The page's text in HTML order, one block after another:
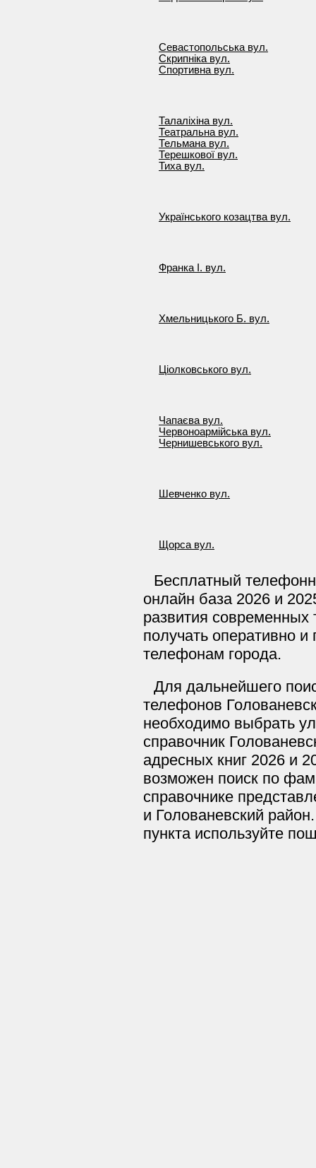
Севастопольська вул.
Скрипніка вул.
Спортивна вул.
Талаліхіна вул.
Театральна вул.
Тельмана вул.
Терешкової вул.
Тиха вул.
Українського козацтва вул.
Франка І. вул.
Хмельницького Б. вул.
Ціолковського вул.
Чапаєва вул.
Червоноармійська вул.
Чернишевського вул.
Шевченко вул.
Щорса вул.
Бесплатный
онлайн база 2026 и
развития современных
получать оперативно и
телефонам города.
Для дальнейшего
телефонов
необходимо выбрать
справочник
адресных книг 2026 и
возможен поиск по
справочнике
и Голованевский
пункта используйте